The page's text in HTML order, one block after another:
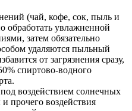
(чай, кофе, сок, пыль и
обработать увлажненной
затем обязательно
удаляются пыльный
от загрязнения сразу,
спиртово-водного
воздействием солнечных
прочего воздействия